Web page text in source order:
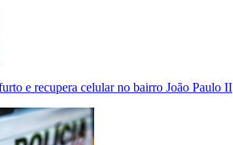
e recupera celular no bairro João Paulo II